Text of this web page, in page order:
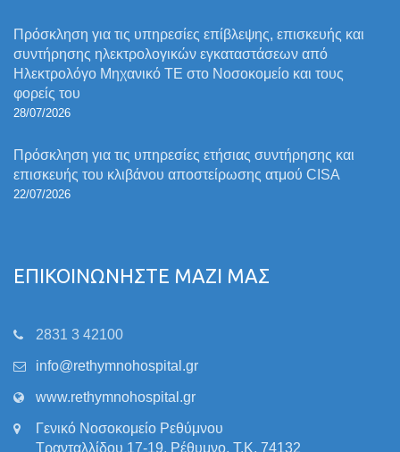
Πρόσκληση για τις υπηρεσίες επίβλεψης, επισκευής και
συντήρησης ηλεκτρολογικών εγκαταστάσεων από
Ηλεκτρολόγο Μηχανικό ΤΕ στο Νοσοκομείο και τους
φορείς του
28/07/2026
Πρόσκληση για τις υπηρεσίες ετήσιας συντήρησης και
επισκευής του κλιβάνου αποστείρωσης ατμού CISA
22/07/2026
ΕΠΙΚΟΙΝΩΝΗΣΤΕ ΜΑΖΙ ΜΑΣ
2831 3 42100
info@rethymnohospital.gr
www.rethymnohospital.gr
Γενικό Νοσοκομείο Ρεθύμνου
Τρανταλλίδου 17-19, Ρέθυμνο, Τ.Κ. 74132